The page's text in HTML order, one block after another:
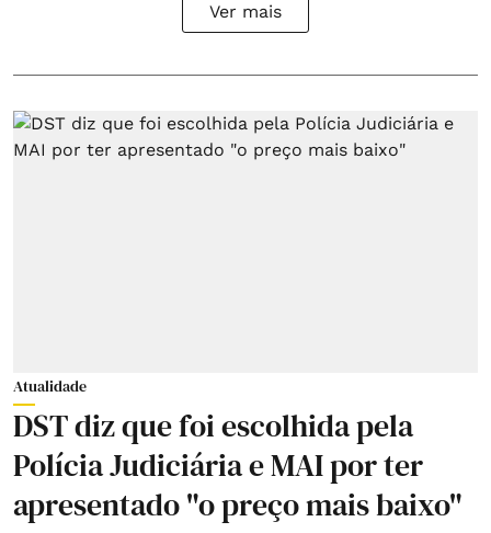
Ver mais
Atualidade
DST diz que foi escolhida pela
Polícia Judiciária e MAI por ter
apresentado "o preço mais baixo"